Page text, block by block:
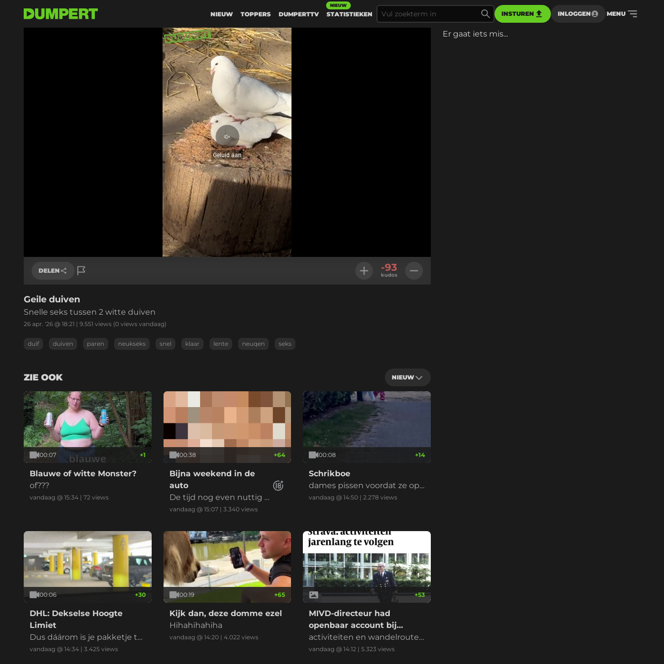
NIEUW TOPPERS DUMPERTTV STATISTIEKEN
NIEUW
INSTUREN INLOGGEN MENU
Er gaat iets mis...
Geluid
aan
Geluid aan
:
100.00%
DELEN
Link kopiëren
-93
kudos
Geile duiven
Snelle seks tussen 2 witte duiven
26 apr. '26 @ 18:21 | 9.551 views (0 views vandaag)
duif duiven paren neukseks snel klaar lente neuqen seks
ZIE OOK NIEUW
00:07 +1
Blauwe of witte Monster?
of???
vandaag @ 15:34 | 72 views
00:38 +64
Bijna weekend in de
auto
De tijd nog even nuttig b
esteden
vandaag @ 15:07| 3.340views
00:08 +14
Schrikboe
dames pissen voordat ze op
de plee zijn.
vandaag @ 14:50 |2.278 views
00:06 +30
DHL: Dekselse Hoogte
Limiet
Dus dáárom is je pakketje te
laat.
vandaag @ 14:34 | 3.425 views
00:19 +65
Kijk dan, deze domme ezel
Hihahihahiha
vandaag @ 14:20| 4.022views
+53
MIVD-directeur had
openbaar account bij
Strava
activiteiten en wandelroutes
waren jarenlang te volgen...
vandaag @ 14:12 |5.323 views